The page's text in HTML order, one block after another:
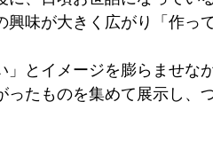
味が大きく広がり「作っ
」とイメージを膨らませ
ったものを集めて展示し、